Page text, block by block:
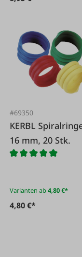
#69350
KERBL Spiralringe
16 mm, 20 Stk.
Varianten ab4,80 €*
4,80 €*